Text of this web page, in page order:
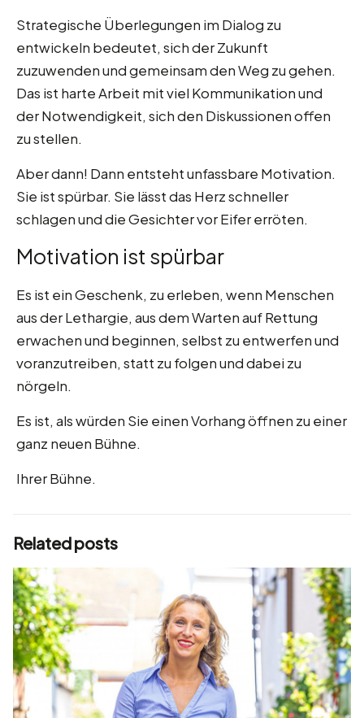
Strategische Überlegungen im Dialog zu
entwickeln bedeutet, sich der Zukunft
zuzuwenden und gemeinsam den Weg zu gehen.
Das ist harte Arbeit mit viel Kommunikation und
der Notwendigkeit, sich den Diskussionen offen
zu stellen.
Aber dann! Dann entsteht unfassbare Motivation.
Sie ist spürbar. Sie lässt das Herz schneller
schlagen und die Gesichter vor Eifer erröten.
Motivation ist spürbar
Es ist ein Geschenk, zu erleben, wenn Menschen
aus der Lethargie, aus dem Warten auf Rettung
erwachen und beginnen, selbst zu entwerfen und
voranzutreiben, statt zu folgen und dabei zu
nörgeln.
Es ist, als würden Sie einen Vorhang öffnen zu einer
ganz neuen Bühne.
Ihrer Bühne.
Related posts